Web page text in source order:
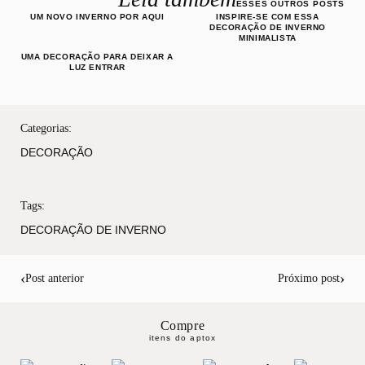
ESSES OUTROS POSTS
UM NOVO INVERNO POR AQUI
INSPIRE-SE COM ESSA
DECORAÇÃO DE INVERNO
MINIMALISTA
UMA DECORAÇÃO PARA DEIXAR A
LUZ ENTRAR
Categorias:
DECORAÇÃO
Tags:
DECORAÇÃO DE INVERNO
‹Post anterior Próximo post›
Compre
itens do aptox